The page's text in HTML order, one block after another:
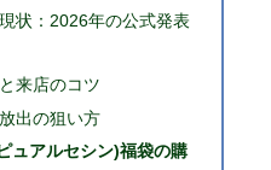
状：2026年の公式発表
来店のコツ
出の狙い方
ュアルセシン)福袋の購